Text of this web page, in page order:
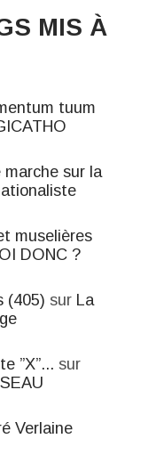
MIS À
tuum
marche sur la
muselières
DONC ?
(405) sur La
”X”... sur
Verlaine